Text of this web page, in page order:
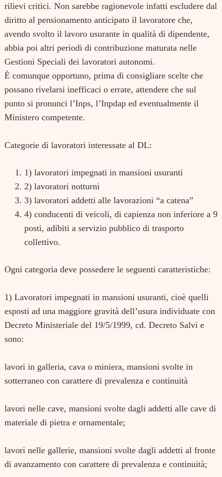
rilievi critici. Non sarebbe ragionevole infatti escludere dal
diritto al pensionamento anticipato il lavoratore che,
avendo svolto il lavoro usurante in qualità di dipendente,
abbia poi altri periodi di contribuzione maturata nelle
Gestioni Speciali dei lavoratori autonomi.
È comunque opportuno, prima di consigliare scelte che
possano rivelarsi inefficaci o errate, attendere che sul
punto si pronunci l’Inps, l’Inpdap ed eventualmente il
Ministero competente.
Categorie di lavoratori interessate al DL:
1) lavoratori impegnati in mansioni usuranti
2) lavoratori notturni
3) lavoratori addetti alle lavorazioni “a catena”
4) conducenti di veicoli, di capienza non inferiore a 9
posti, adibiti a servizio pubblico di trasporto
collettivo.
Ogni categoria deve possedere le seguenti caratteristiche:
1) Lavoratori impegnati in mansioni usuranti, cioè quelli
esposti ad una maggiore gravità dell’usura individuate con
Decreto Ministeriale del 19/5/1999, cd. Decreto Salvi e
sono:
lavori in galleria, cava o miniera, mansioni svolte in
sotterraneo con carattere di prevalenza e continuità
lavori nelle cave, mansioni svolte dagli addetti alle cave di
materiale di pietra e ornamentale;
lavori nelle gallerie, mansioni svolte dagli addetti al fronte
di avanzamento con carattere di prevalenza e continuità;